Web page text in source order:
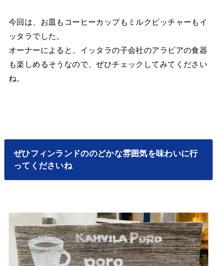
今回は、お皿もコーヒーカップもミルクピッチャーもイ
ッタラでした。
オーナーによると、イッタラの子会社のアラビアの食器
も楽しめるそうなので、ぜひチェックしてみてください
ね。
ぜひフィンランドののどかな雰囲気を味わいに行
ってくださいね